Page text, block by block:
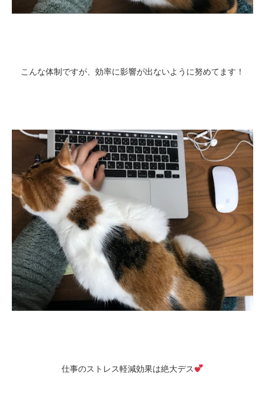
こんな体制ですが、効率に影響が出ないように努めてます！
仕事のストレス軽減効果は絶大デス